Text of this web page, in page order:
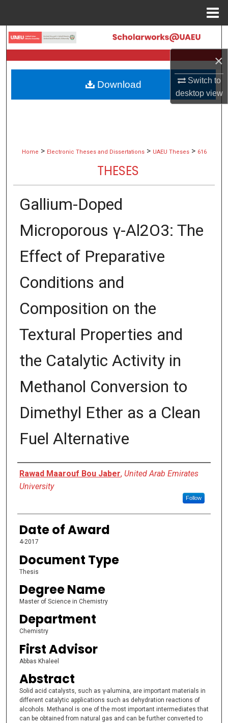
×
Switch to
desktopview
Search
Browse Collections
My Account
Home > Electronic Theses and Dissertations > UAEU Theses > 616
THESES
Gallium-Doped
Microporous γ-Al2O3: The
Effect of Preparative
Conditions and
Composition on the
Textural Properties and
the Catalytic Activity in
Methanol Conversion to
Dimethyl Ether as a Clean
Fuel Alternative
Author
Rawad Maarouf Bou Jaber, United Arab Emirates
University
Follow
Date of Award
4-2017
Document Type
Thesis
Degree Name
Master of Science in Chemistry
Department
Chemistry
First Advisor
Abbas Khaleel
Abstract
Solid acid catalysts, such as γ-alumina, are important materials in
different catalytic applications such as dehydration reactions of
alcohols. Methanol is one of the most important intermediates that
can be obtained from natural gas and can be further converted to
Download